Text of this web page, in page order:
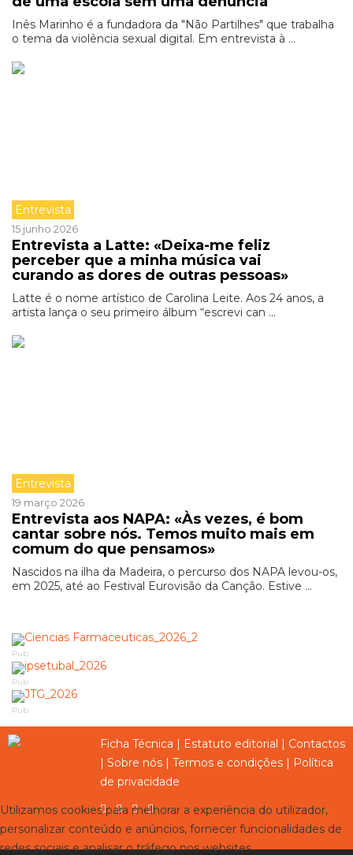
Inês Marinho é a fundadora da "Não Partilhes" que trabalha
o tema da violência sexual digital. Em entrevista à ...
Entrevista
15 junho 2026
Entrevista a Latte: «Deixa-me feliz
perceber que a minha música vai
curando as dores de outras pessoas»
Latte é o nome artístico de Carolina Leite. Aos 24 anos, a
artista lança o seu primeiro álbum “escrevi can ...
Entrevista
19 março 2026
Entrevista aos NAPA: «Às vezes, é bom
cantar sobre nós. Temos muito mais em
comum do que pensamos»
Nascidos na ilha da Madeira, o percurso dos NAPA levou-os,
em 2025, até ao Festival Eurovisão da Canção. Estive ...
Pub
Pub
Pub
Ficha Técnica | Estatuto editorial | Contactos
| Sobre nós | Termos e condições | Política
de privacidade
Utilizamos cookies para melhorar a experiência do utilizador,
personalizar conteúdo e anúncios, fornecer funcionalidades de
redes sociais e analisar o tráfego nos websites.